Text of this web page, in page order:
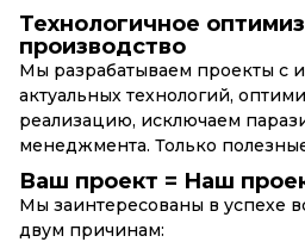
Технологичное
производство
Мы разрабатываем проекты с
актуальных технологий,
реализацию, исключаем
менеджмента. Только
Ваш проект = Наш
Мы заинтересованы в успехе
двум причинам: